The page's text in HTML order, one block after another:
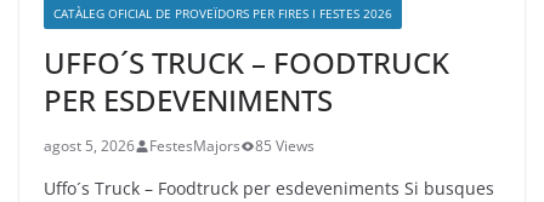
CATÀLEG OFICIAL DE PROVEÏDORS PER FIRES I FESTES 2026
UFFO´S TRUCK – FOODTRUCK
PER ESDEVENIMENTS
agost 5, 2026 FestesMajors 85 Views
Uffo´s Truck – Foodtruck per esdeveniments Si busques